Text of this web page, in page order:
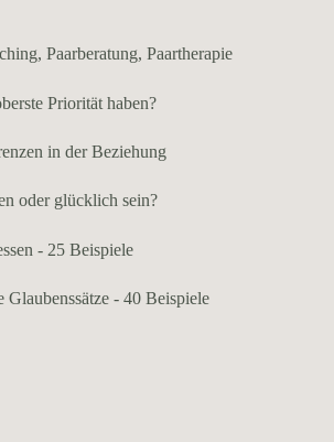
Paarberatung, Paartherapie
Priorität haben?
in der Beziehung
oder glücklich sein?
- 25 Beispiele
- 40 Beispiele